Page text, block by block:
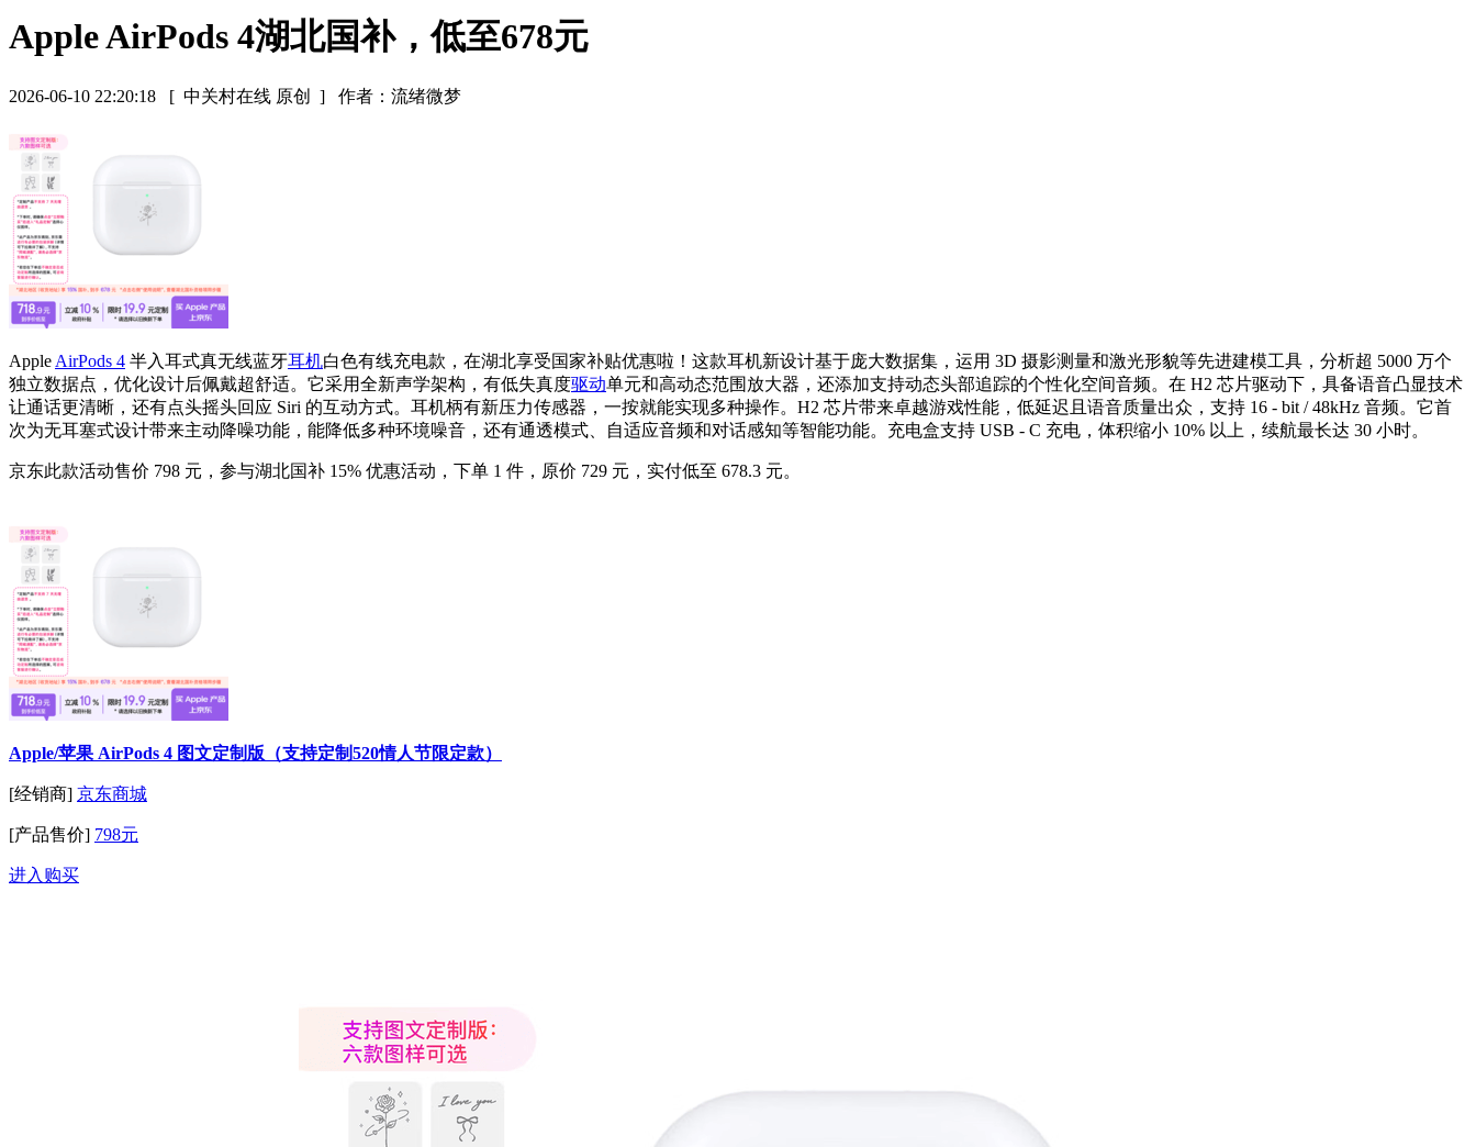
Apple AirPods 4湖北国补，低至678元
2026-06-10 22:20:18 [ 中关村在线 原创 ] 作者：流绪微梦
Apple AirPods 4 半入耳式真无线蓝牙耳机白色有线充电款，在湖北享受国家补贴优惠啦！这款耳机新设计基于庞大数据集，运用 3D 摄影测量和激光形貌等先进建模工具，分析超 5000 万个
独立数据点，优化设计后佩戴超舒适。它采用全新声学架构，有低失真度驱动单元和高动态范围放大器，还添加支持动态头部追踪的个性化空间音频。在 H2 芯片驱动下，具备语音凸显技术
让通话更清晰，还有点头摇头回应 Siri 的互动方式。耳机柄有新压力传感器，一按就能实现多种操作。H2 芯片带来卓越游戏性能，低延迟且语音质量出众，支持 16 - bit / 48kHz 音频。它首
次为无耳塞式设计带来主动降噪功能，能降低多种环境噪音，还有通透模式、自适应音频和对话感知等智能功能。充电盒支持 USB - C 充电，体积缩小 10% 以上，续航最长达 30 小时。
京东此款活动售价 798 元，参与湖北国补 15% 优惠活动，下单 1 件，原价 729 元，实付低至 678.3 元。
Apple/苹果 AirPods 4 图文定制版（支持定制520情人节限定款）
[经销商] 京东商城
[产品售价] 798元
进入购买